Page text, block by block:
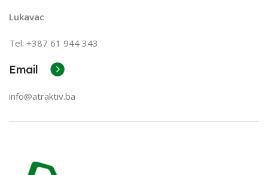
Lukavac
Tel: +387 61 944 343
Email
info@atraktiv.ba